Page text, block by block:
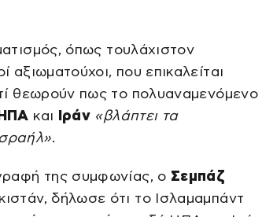
όπως τουλάχιστον
αξιωματούχοι, που επικαλείται
θεωρούν πως το πολυαναμενόμενο
και Ιράν «βλάπτει τα
.
της συμφωνίας, ο Σεμπάζ
δήλωσε ότι το Ισλαμαμπάντ